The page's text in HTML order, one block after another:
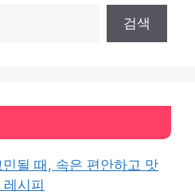
검색
민될 때, 속은 편안하고 맛
시피